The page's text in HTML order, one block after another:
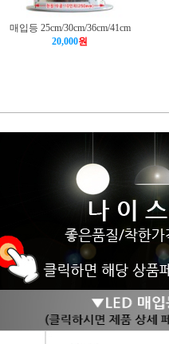
매입등 25cm/30cm/36cm/41cm
20,000원